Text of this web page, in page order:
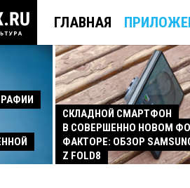
ГЛАВНАЯ
СКЛАДНОЙ СМАРТФОН
В СОВЕРШЕННО НОВОМ
ФАКТОРЕ: ОБЗОР
Z FOLD8